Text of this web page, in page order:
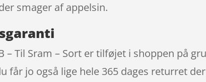
smager af appelsin.
– Til Sram – Sort er tilføjet i shoppen på
får jo også lige hele 365 dages returret